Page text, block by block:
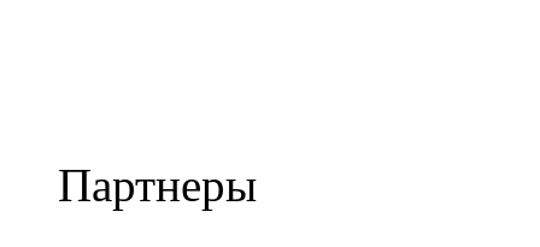
Партнеры